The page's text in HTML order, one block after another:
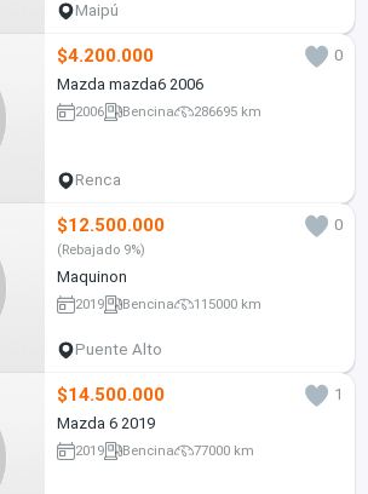
Maipú
$4.200.000
0
Mazda mazda6 2006
2006 Bencina 286695 km
Renca
$12.500.000 0
(Rebajado 9%)
Maquinon
2019 Bencina 115000 km
Puente Alto
$14.500.000
1
Mazda 6 2019
2019 Bencina 77000 km